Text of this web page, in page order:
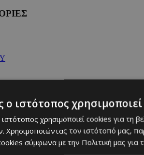
ο ιστότοπος
χρησιμοποιεί cookies για τη
Χρησιμοποιώντας τον ιστότοπό μας,
σύμφωνα με την Πολιτική μας για